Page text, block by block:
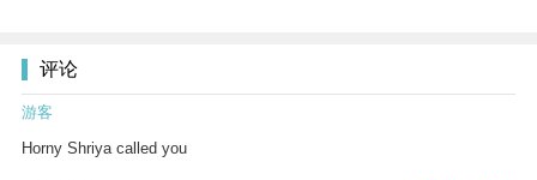
评论
游客
Horny Shriya called you